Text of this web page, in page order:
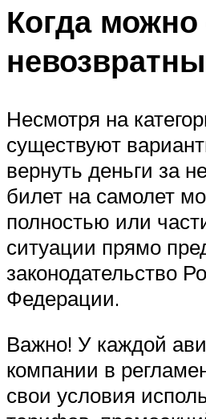
Когда можно
Несмотря на
существуют
вернуть деньги за
билет на самолет
полностью или
ситуации прямо
законодательство
Федерации.
Важно! У каждой
компании в
свои условия